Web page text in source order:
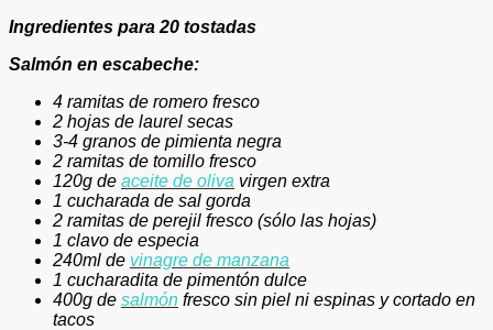
Ingredientes para 20 tostadas
Salmón en escabeche:
4 ramitas de romero fresco
2 hojas de laurel secas
3-4 granos de pimienta negra
2 ramitas de tomillo fresco
120g de aceite de oliva virgen extra
1 cucharada de sal gorda
2 ramitas de perejil fresco (sólo las hojas)
1 clavo de especia
240ml de vinagre de manzana
1 cucharadita de pimentón dulce
400g de salmón fresco sin piel ni espinas y cortado en
tacos